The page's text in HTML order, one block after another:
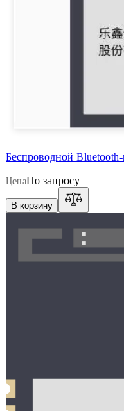
Беспроводной
ЦенаПо запросу
В корзину